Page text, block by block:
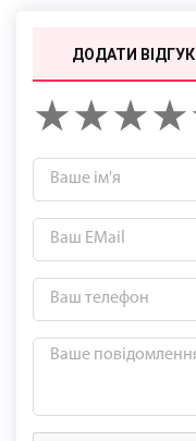
ДОДАТИ ВІДГУК